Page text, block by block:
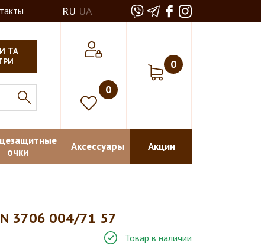
RU UA
ТА
0
0
очки
Аксессуары Акции
3706 004/71 57
Товар в наличии